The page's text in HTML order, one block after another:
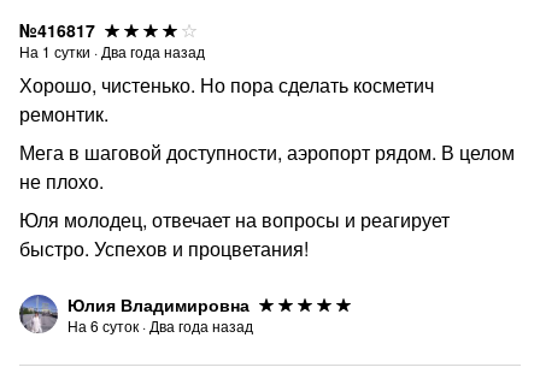
№416817
На 1 сутки · Два года назад
Хорошо, чистенько. Но пора сделать косметич
ремонтик.
Мега в шаговой доступности, аэропорт рядом. В целом
не плохо.
Юля молодец, отвечает на вопросы и реагирует
быстро. Успехов и процветания!
Юлия Владимировна
На 6 суток · Два года назад